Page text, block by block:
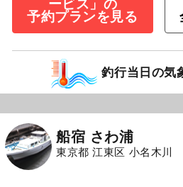
ービス」の
予約プランを見る
釣行当日の気
船宿 さわ浦
東京都 江東区 小名木川